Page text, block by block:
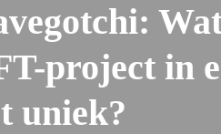
project in
uniek?